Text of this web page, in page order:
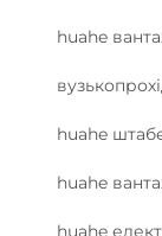
huahe
huahe
huahe
huahe